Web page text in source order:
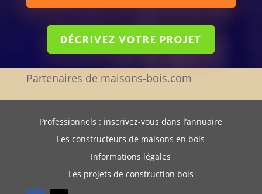
DÉCRIVEZ VOTRE PROJET
Partenaires de maisons-bois.com
Professionnels : inscrivez-vous dans l’annuaire
Les constructeurs de maisons en bois
Informations légales
Les projets de construction bois